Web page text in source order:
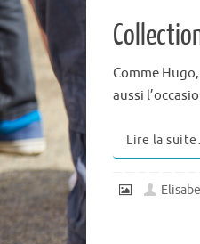
Comme
aussi
Lire la